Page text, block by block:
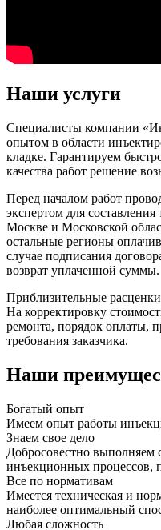
Наши услуги
Специалисты компании
опытом в области
кладке. Гарантируем
качества работ решение
Перед началом работ
экспертом для
Москве и Московской
остальные регионы
случае подписания
возврат уплаченной суммы.
Приблизительные
На корректировку
ремонта, порядок оплаты,
требования заказчика.
Наши
Богатый опыт
Имеем опыт работы
Знаем свое дело
Добросовестно
инъекционных процессов,
Все по нормативам
Имеется техническая и
наиболее оптимальный
Любая сложность